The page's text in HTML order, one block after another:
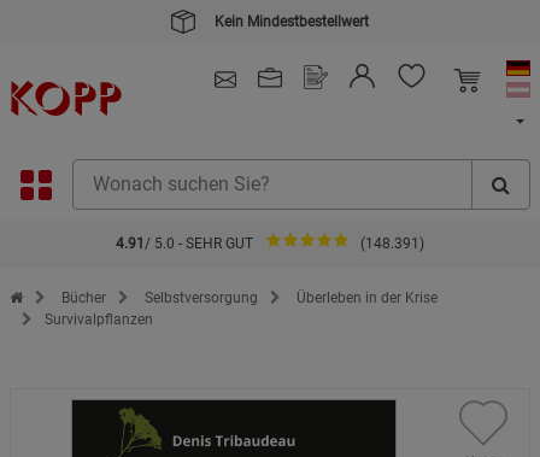
Kein Mindestbestellwert
4.91 / 5.0 - SEHR GUT (148.391)
Zur Startseite des Kopp Verlag Online-Shop
Bücher Selbstversorgung
Überleben in der Krise
Survivalpflanzen